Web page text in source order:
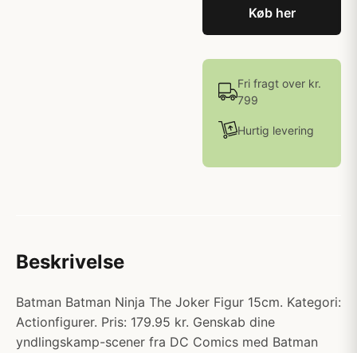
Køb her
Fri fragt over kr.
799
Hurtig levering
Beskrivelse
Batman Batman Ninja The Joker Figur 15cm. Kategori:
Actionfigurer. Pris: 179.95 kr. Genskab dine
yndlingskamp-scener fra DC Comics med Batman